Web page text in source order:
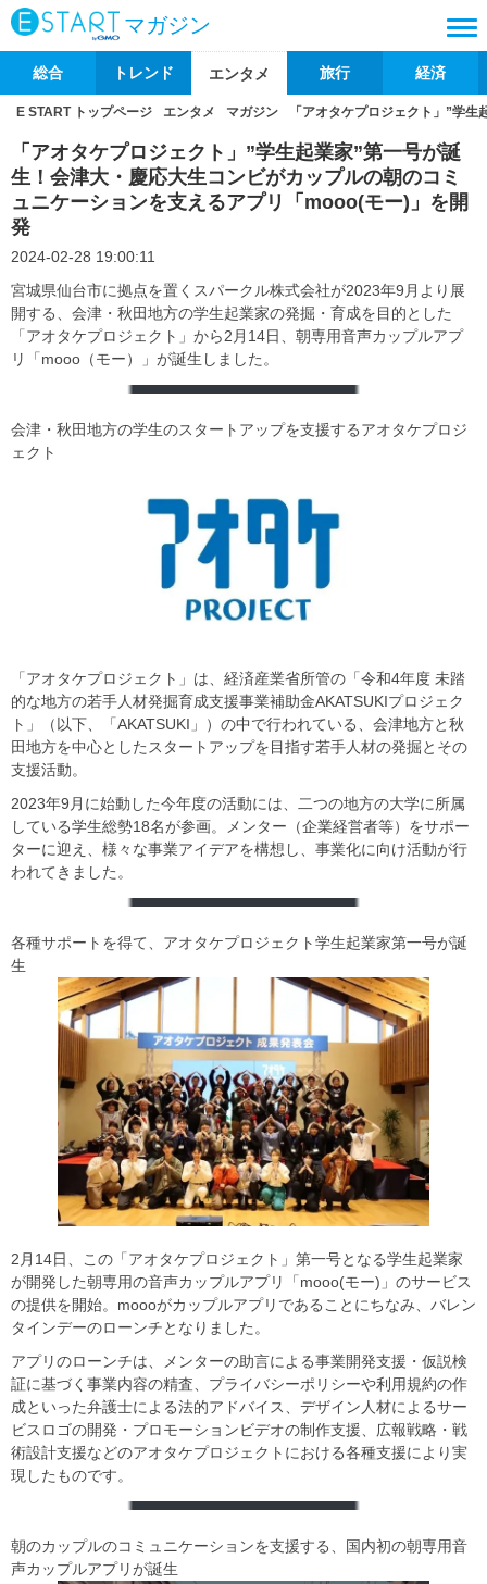
マガジン
総合 トレンド エンタメ 旅行 経済
E START トップページ エンタメ マガジン 「アオタケプロジェクト」”学
「アオタケプロジェクト」”学生起業家”第一号が誕
生！会津大・慶応大生コンビがカップルの朝のコミ
ュニケーションを支えるアプリ「mooo(モー)」を開
発
2024-02-28 19:00:11
宮城県仙台市に拠点を置くスパークル株式会社が2023年9月より展
開する、会津・秋田地方の学生起業家の発掘・育成を目的とした
「アオタケプロジェクト」から2月14日、朝専用音声カップルアプ
リ「mooo（モー）」が誕生しました。
会津・秋田地方の学生のスタートアップを支援するアオタケプロジ
ェクト
「アオタケプロジェクト」は、経済産業省所管の「令和4年度 未踏
的な地方の若手人材発掘育成支援事業補助金AKATSUKIプロジェク
ト」（以下、「AKATSUKI」）の中で行われている、会津地方と秋
田地方を中心としたスタートアップを目指す若手人材の発掘とその
支援活動。
2023年9月に始動した今年度の活動には、二つの地方の大学に所属
している学生総勢18名が参画。メンター（企業経営者等）をサポー
ターに迎え、様々な事業アイデアを構想し、事業化に向け活動が行
われてきました。
各種サポートを得て、アオタケプロジェクト学生起業家第一号が誕
生
2月14日、この「アオタケプロジェクト」第一号となる学生起業家
が開発した朝専用の音声カップルアプリ「mooo(モー)」のサービス
の提供を開始。moooがカップルアプリであることにちなみ、バレン
タインデーのローンチとなりました。
アプリのローンチは、メンターの助言による事業開発支援・仮説検
証に基づく事業内容の精査、プライバシーポリシーや利用規約の作
成といった弁護士による法的アドバイス、デザイン人材によるサー
ビスロゴの開発・プロモーションビデオの制作支援、広報戦略・戦
術設計支援などのアオタケプロジェクトにおける各種支援により実
現したものです。
朝のカップルのコミュニケーションを支援する、国内初の朝専用音
声カップルアプリが誕生